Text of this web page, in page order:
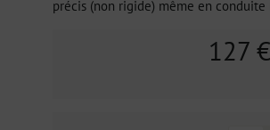
précis (non rigide) même en conduite
127 €